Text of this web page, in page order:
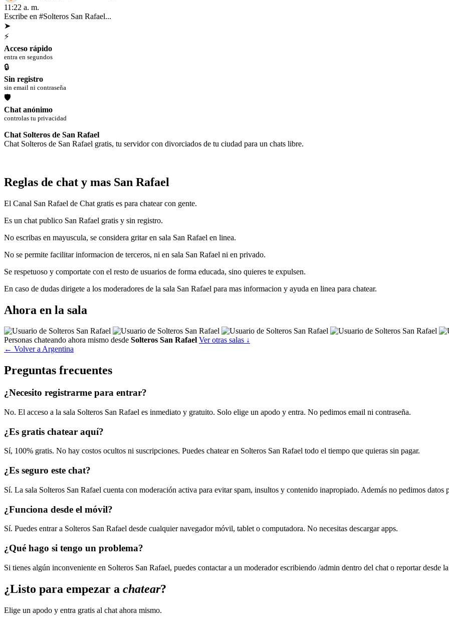
11:22 a. m.
Al fin un chat real ✨ sin tanta vuelta.
11:22 a. m.
Escribe en #Solteros San Rafael...
➤
⚡
Acceso rápido
entra en segundos
🔒
Sin registro
sin email ni contraseña
🛡
Chat anónimo
controlas tu privacidad
Reglas de chat y mas San Rafael
El Canal San Rafael de Chat gratis es para chatear con gente.
Es un chat publico San Rafael gratis y sin registro.
No escribas en mayuscula, se considera gritar en sala San Rafael en linea.
No se permite facilitar informacion de terceros, ni en sala San Rafael ni en privado.
Se respetuoso y comportate con el resto de usuarios de forma educada, sino quieres te expulsen.
En caso de dudas dirigete a los moderadores de la sala San Rafael para mas informacion y ayuda en linea para chatear.
Ahora en la sala
← Volver a Argentina
Preguntas frecuentes
¿Necesito registrarme para entrar?
No. El acceso a la sala Solteros San Rafael es inmediato y gratuito. Solo elige un apodo y entra. No pedimos email ni contraseña.
¿Es gratis chatear aquí?
Sí, 100% gratis. No hay costos ocultos ni suscripciones. Puedes chatear en Solteros San Rafael todo el tiempo que quieras sin pagar.
¿Es seguro este chat?
Sí. La sala Solteros San Rafael cuenta con moderación activa para evitar spam, insultos y contenido inapropiado. Además no pedimos datos
¿Funciona desde el móvil?
Sí. Puedes entrar a Solteros San Rafael desde cualquier navegador móvil, tablet o computadora. No necesitas descargar apps.
¿Qué hago si tengo un problema?
Si tienes algún inconveniente en Solteros San Rafael, puedes contactar a un moderador escribiendo /admin dentro del chat o reportar desde
¿Listo para empezar achatear?